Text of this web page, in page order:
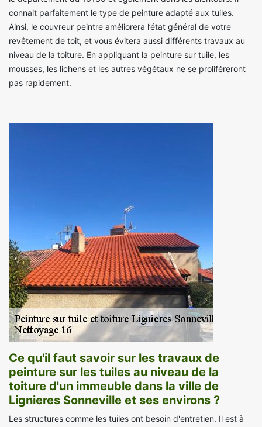
connait parfaitement le type de peinture adapté aux tuiles.
Ainsi, le couvreur peintre améliorera l’état général de votre
revêtement de toit, et vous évitera aussi différents travaux au
niveau de la toiture. En appliquant la peinture sur tuile, les
mousses, les lichens et les autres végétaux ne se proliféreront
pas rapidement.
Ce qu'il faut savoir sur les travaux de
peinture sur les tuiles au niveau de la
toiture d'un immeuble dans la ville de
Lignieres Sonneville et ses environs ?
Les structures comme les tuiles ont besoin d'entretien. Il est à